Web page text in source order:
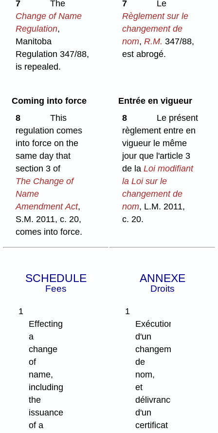
7
The
Change of Name
Regulation,
Manitoba
Regulation 347/88,
is repealed.
7
Le
Règlement sur le
changement de
nom,R.M.347/88,
est abrogé.
Coming into force
8
This
regulation comes
into force on the
same day that
section 3 of
The Change of
Name
Amendment Act,
S.M. 2011, c. 20,
comes into force.
Entrée en vigueur
8
Le présent
règlement entre en
vigueur le même
jour que l'article 3
de laLoi modifiant
la Loi sur le
changement de
nom, L.M. 2011,
c. 20.
SCHEDULE
Fees
ANNEXE
Droits
1
Effecting
a
change
of
name,
including
the
issuance
of a
1
Exécution
d'un
changement
de
nom,
et
délivrance
d'un
certificat